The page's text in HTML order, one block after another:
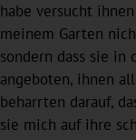
habe versucht
meinem Garten
sondern dass sie in
angeboten, ihnen
beharrten darauf,
sie mich auf ihre